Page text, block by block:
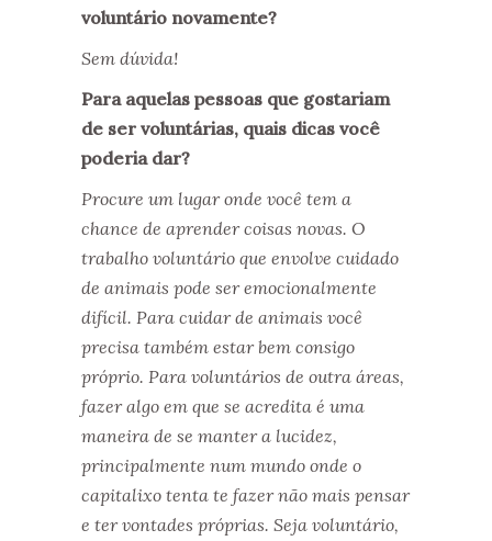
voluntário novamente?
Sem dúvida!
Para aquelas pessoas que gostariam
de ser voluntárias, quais dicas você
poderia dar?
Procure um lugar onde você tem a
chance de aprender coisas novas. O
trabalho voluntário que envolve cuidado
de animais pode ser emocionalmente
difícil. Para cuidar de animais você
precisa também estar bem consigo
próprio. Para voluntários de outra áreas,
fazer algo em que se acredita é uma
maneira de se manter a lucidez,
principalmente num mundo onde o
capitalixo tenta te fazer não mais pensar
e ter vontades próprias. Seja voluntário,